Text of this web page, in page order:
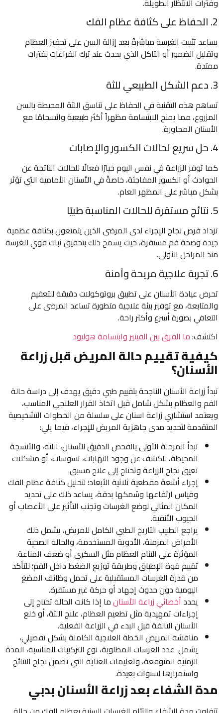
2. الحفاظ على كثافة عظام الفك
يساعد تثبيت الغرسة مباشرةً بعد إزالة السن على تحفيز العظام
وتقليل الضمور أو التآكل الذي يحدث عند ترك الفراغات لفترات
ممتدة.
3. دعم الشكل الطبيعي للثة
تساهم هذه التقنية في الحفاظ على تناسق اللثة المحيطة بالسن
المزروع، مما يمنح الابتسامة مظهراً أكثر طبيعية وانسجامًا مع
الأسنان المجاورة.
4. حل سريع لحالات الكسور والإصابات
كما توفر الزراعة في نفس اليوم خيارًا فعالًا للحالات الناتجة عن
الحوادث أو الكسور المفاجئة، خاصةً في الأسنان الأمامية التي تؤثر
بشكل مباشر على المظهر العام.
5. نتائج مستقرة للحالات المناسبة طبيًا
تزداد فرص نجاح الإجراء لدى المرضى الذين يتمتعون بكثافة عظمية
جيدة وصحة فم مستقرة، حيث يسمح ذلك بتحقيق ثبات قوي للغرسة
منذ المراحل الأولى.
6. تجربة علاجية مريحة وآمنة
تحرص عيادة الأسنان على تطبيق بروتوكولات دقيقة للتعقيم
والمتابعة، مع توفير بيئة علاجية متطورة تساعد المرضى على
التعافي بصورة أسرع وأكثر راحة.
اكتشف:ما الفرق بين الفينير وابتسامة هوليود
كيفية تقييم حالة المريض قبل زراعة
الأسنان؟
تبدأ زراعة الأسنان الناجحة بتقييم طبي دقيق يهدف إلى دراسة حالة
الفم والعظام بشكل شامل قبل اتخاذ القرار العلاجي المناسب،
ويعتمد استشاري زراعة اسنان​ على سلسلة من الخطوات التشخيصية
المتقدمة لتحديد مدى جاهزية المريض للإجراء، فيما يلي:
تبدأ المرحلة الأولى بالفحص الدقيق للأسنان، اللثة، والأنسجة
المحيطة، للكشف عن وجود التهابات، تسوسات، أو مشكلات
تعيق نجاح الزراعة وتحتاج إلى علاج مسبق.
إجراء أشعة مقطعية ثلاثية الأبعاد؛ لتحليل كثافة عظام الفك
وقياس ارتفاعها وسُمكها بدقة، يساعد ذلك على تحديد
المكان المثالي لوضع الغرسات وتجنب التأثير على الأعصاب أو
الجيوب الأنفية.
يراجع الطبيب التاريخ الطبي الكامل للمريض، يشمل ذلك
الأمراض المزمنة، الأدوية المستخدمة، والحالة الصحية
المؤثرة على التئام العظام مثل السكري أو ضعف المناعة.
تقييم قوة الإطباق وطريقة توزيع الضغط داخل الفم؛ للتأكد
من قدرة الغرسات المستقبلية على تحمل وظائف المضغ
اليومية دون حدوث إجهاد أو حركة غير مستقرة.
يحدد أخصائي زراعة الأسنانما إذا كانت الحالة تحتاج إلى
إجراءات تمهيدية مثل تطعيم العظام، علاج اللثة، أو خلع
الأسنان التالفة قبل البدء في الزراعة الفعلية.
مناقشة المريض الخطة العلاجية الكاملة بشكل تفصيلي،
يشمل عدد الغرسات المطلوبة، نوع التركيبات المناسبة، المدة
الزمنية المتوقعة، وتعليمات العناية التي تضمن نجاح النتائج
واستمرارها لسنوات بعيدة.
مدة الشفاء بعد زراعة الأسنان بدبي